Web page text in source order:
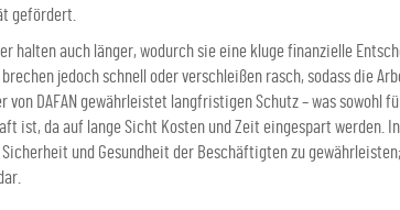
gefördert.
halten auch länger, wodurch sie eine kluge finanzielle
jedoch schnell oder verschleißen rasch, sodass die
von DAFAN gewährleistet langfristigen Schutz – was sowohl
ist, da auf lange Sicht Kosten und Zeit eingespart werden.
und Gesundheit der Beschäftigten zu